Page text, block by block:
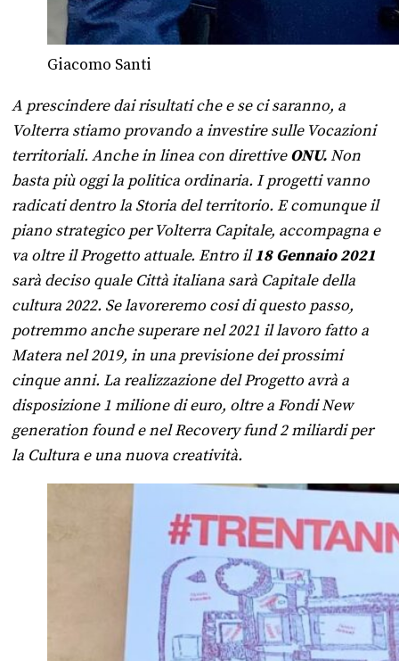
Giacomo Santi
A prescindere dai risultati che e se ci saranno, a
Volterra stiamo provando a investire sulle Vocazioni
territoriali. Anche in linea con direttiveONU.Non
basta più oggi la politica ordinaria. I progetti vanno
radicati dentro la Storia del territorio. E comunque il
piano strategico per Volterra Capitale, accompagna e
va oltre il Progetto attuale. Entro il18 Gennaio 2021
sarà deciso quale Città italiana sarà Capitale della
cultura 2022. Se lavoreremo cosi di questo passo,
potremmo anche superare nel 2021 il lavoro fatto a
Matera nel 2019, in una previsione dei prossimi
cinque anni. La realizzazione del Progetto avrà a
disposizione 1 milione di euro, oltre a Fondi New
generation found e nel Recovery fund 2 miliardi per
la Cultura e una nuova creatività.